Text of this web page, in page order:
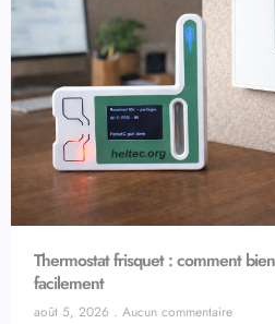
Thermostat frisquet : comment
facilement
août 5, 2026 Aucun commentaire